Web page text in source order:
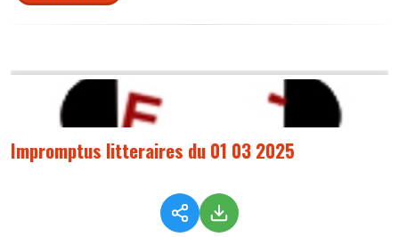
Impromptus litteraires du 01 03 2025